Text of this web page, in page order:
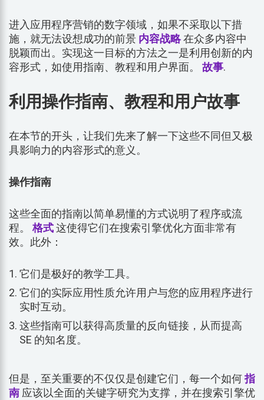
进入应用程序营销的数字领域，如果不采取以下措
施，就无法设想成功的前景 内容战略在众多内容中
脱颖而出。实现这一目标的方法之一是利用创新的内
容形式，如使用指南、教程和用户界面。 故事.
利用操作指南、教程和用户故事
在本节的开头，让我们先来了解一下这些不同但又极
具影响力的内容形式的意义。
操作指南
这些全面的指南以简单易懂的方式说明了程序或流
程。格式这使得它们在搜索引擎优化方面非常有
效。此外：
它们是极好的教学工具。
它们的实际应用性质允许用户与您的应用程序进行
实时互动。
这些指南可以获得高质量的反向链接，从而提高
SE 的知名度。
但是，至关重要的不仅仅是创建它们，每一个如何指
南 应该以全面的关键字研究为支撑，并在搜索引擎优